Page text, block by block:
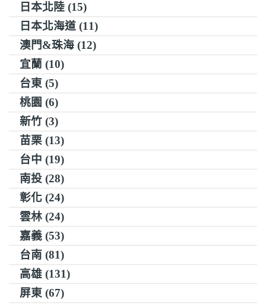
日本北陸 (15)
日本北海道 (11)
澳門&珠海 (12)
宜蘭 (10)
台東 (5)
桃園 (6)
新竹 (3)
苗栗 (13)
台中 (19)
南投 (28)
彰化 (24)
雲林 (24)
嘉義 (53)
台南 (81)
高雄 (131)
屏東 (67)